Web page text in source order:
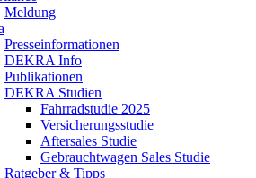
Meldung
Presseinformationen
DEKRA Info
Publikationen
DEKRA Studien
Fahrradstudie 2025
Versicherungsstudie
Aftersales Studie
Gebrauchtwagen Sales Studie
Ratgeber & Tipps